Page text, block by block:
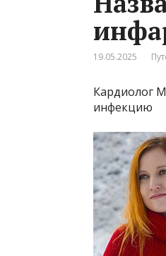
19.05.2025
Кардиолог
инфекцию